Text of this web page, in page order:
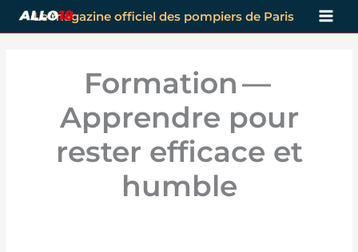
Aller
au
Le magazine officiel des pompiers de Paris
Formation —
Apprendre pour
rester efficace et
humble